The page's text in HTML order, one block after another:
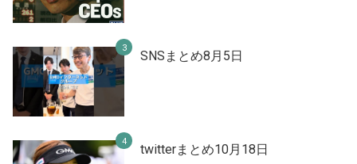
SNSまとめ8月5日
twitterまとめ10月18日